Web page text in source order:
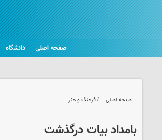
صفحه اصلی دانشگاه
صفحه اصلی فرهنگ و هنر
بامداد بیات درگذشت